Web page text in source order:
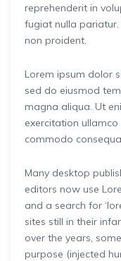
reprehenderit in
fugiat nulla
non proident.
Lorem ipsum dolor
sed do eiusmod
magna aliqua. Ut
exercitation
commodo
Many desktop
editors now use
and a search for
sites still in their
over the years,
purpose (injected